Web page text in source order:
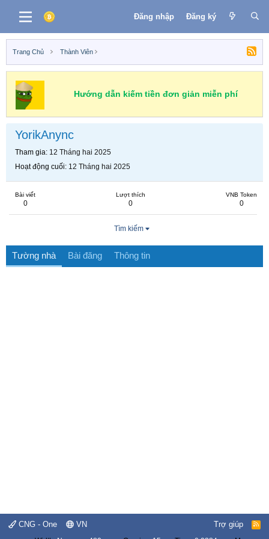
Đăng nhập Đăng ký
Trang Chủ Thành Viên
Hướng dẫn kiếm tiền đơn giản miễn phí
YorikAnync
Tham gia 12 Tháng hai 2025
Hoạt động cuối 12 Tháng hai 2025
Bài viết
0
Lượt thích
0
VNB Token
0
Tìm kiếm
Tường nhà Bài đăng Thông tin
CNG - One VN Trợ giúp
R